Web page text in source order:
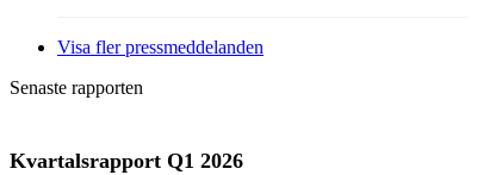
Visa fler pressmeddelanden
Senaste rapporten
Kvartalsrapport Q1 2026